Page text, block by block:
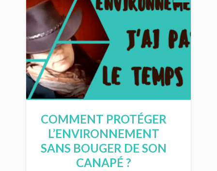
COMMENT PROTÉGER
L’ENVIRONNEMENT
SANS BOUGER DE SON
CANAPÉ ?